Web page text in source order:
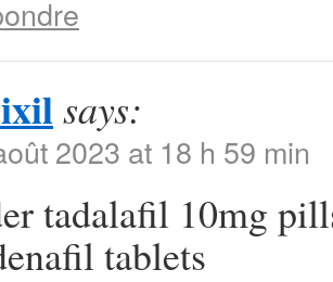
says:
2023 at 18 h 59 min
tadalafil 10mg
tablets